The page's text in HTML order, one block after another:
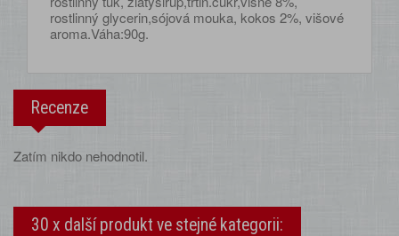
rostlinný glycerin,sójová mouka, kokos 2%, višové
aroma.Váha:90g.
Recenze
Zatím nikdo nehodnotil.
30 x další produkt ve stejné kategorii: